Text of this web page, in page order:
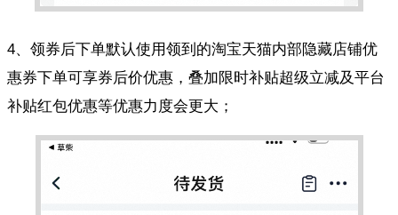
4、领券后下单默认使用领到的淘宝天猫内部隐藏店铺优
惠券下单可享券后价优惠，叠加限时补贴超级立减及平台
补贴红包优惠等优惠力度会更大；